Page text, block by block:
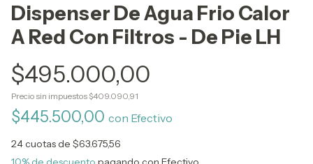
Dispenser De Agua Frio Calor
A Red Con Filtros - De Pie LH
$495.000,00
Precio sin impuestos $409.090,91
$445.500,00 con Efectivo
24cuotas de $63.675,56